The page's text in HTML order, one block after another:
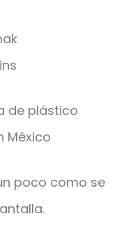
de plástico
México
poco como se